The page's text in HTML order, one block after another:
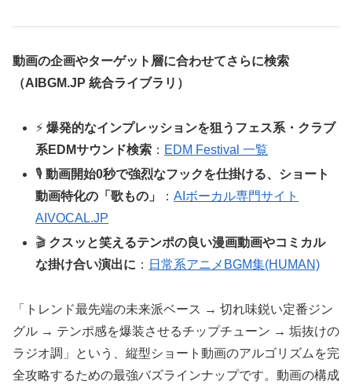
動画の企画やターゲット層に合わせてさらに検索
（AIBGM.JP 統合ライブラリ）
⚡爆発的なインプレッションを狙うフェス系・クラブ
系EDMサウンド検索 ： EDM Festival 一覧
🎙️動画開始0秒で強烈なフックを仕掛ける、ショート
動画特化の「歌もの」
：AIボーカル専門サイト
AIVOCAL.JP
🎬 クスッと笑えるテンポの良い漫画動画やコミカル
な掛け合い演出に ： 日常系アニメBGM集(HUMAN)
「トレンド最先端の未来派ベース → 切れ味鋭い定番ジン
グル → テンポ感を爆装させるチップチューン → 垢抜けの
ラジオ調」という、縦型ショート動画のアルゴリズムを完
全攻略するための最強バズラインナップです。動画の構成